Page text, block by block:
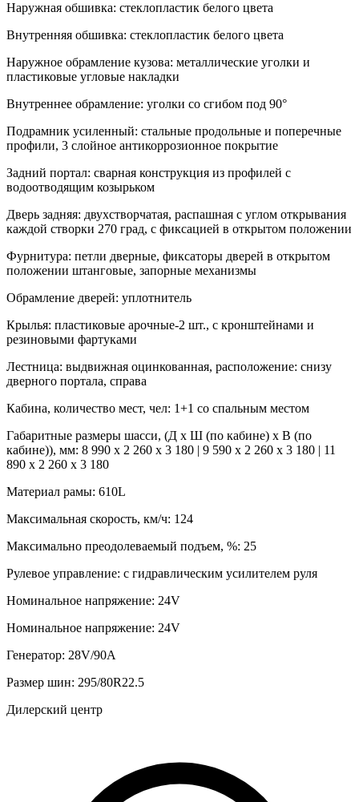
Наружная обшивка: стеклопластик белого цвета
Внутренняя обшивка: стеклопластик белого цвета
Наружное обрамление кузова: металлические уголки и
пластиковые угловые накладки
Внутреннее обрамление: уголки со сгибом под 90°
Подрамник усиленный: стальные продольные и поперечные
профили, 3 слойное антикоррозионное покрытие
Задний портал: сварная конструкция из профилей c
водоотводящим козырьком
Дверь задняя: двухстворчатая, распашная с углом открывания
каждой створки 270 град, с фиксацией в открытом положении
Фурнитура: петли дверные, фиксаторы дверей в открытом
положении штанговые, запорные механизмы
Обрамление дверей: уплотнитель
Крылья: пластиковые арочные-2 шт., с кронштейнами и
резиновыми фартуками
Лестница: выдвижная оцинкованная, расположение: снизу
дверного портала, справа
Кабина, количество мест, чел: 1+1 со спальным местом
Габаритные размеры шасси, (Д х Ш (по кабине) х В (по
кабине)), мм: 8 990 х 2 260 х 3 180 | 9 590 х 2 260 х 3 180 | 11
890 х 2 260 х 3 180
Материал рамы: 610L
Максимальная скорость, км/ч: 124
Максимально преодолеваемый подъем, %: 25
Рулевое управление: с гидравлическим усилителем руля
Номинальное напряжение: 24V
Номинальное напряжение: 24V
Генератор: 28V/90A
Размер шин: 295/80R22.5
Дилерский центр